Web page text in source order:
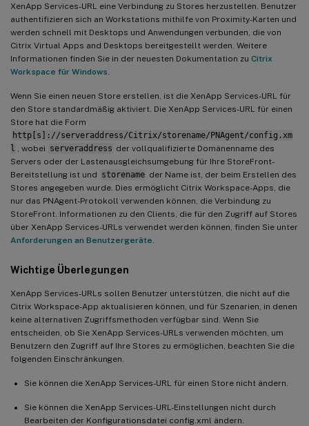
XenApp Services-URL eine Verbindung zu Stores herzustellen. Benutzer
authentifizieren sich an Workstations mithilfe von Proximity-Karten und
werden schnell mit Desktops und Anwendungen verbunden, die von
Citrix Virtual Apps and Desktops bereitgestellt werden. Weitere
Informationen finden Sie in der neuesten Dokumentation zu Citrix
Workspace für Windows
Wenn Sie einen neuen Store erstellen, ist die XenApp Services-URL für
den Store standardmäßig aktiviert. Die XenApp Services-URL für einen
Store hat die Form
http[s]://serveraddress/Citrix/storename/PNAgent/config.xm
l
, wobei serveraddress der vollqualifizierte Domänenname des
Servers oder der Lastenausgleichsumgebung für Ihre StoreFront-
Bereitstellung ist und storename der Name ist, der beim Erstellen des
Stores angegeben wurde. Dies ermöglicht Citrix Workspace-Apps, die
nur das PNAgent-Protokoll verwenden können, die Verbindung zu
StoreFront. Informationen zu den Clients, die für den Zugriff auf Stores
über XenApp Services-URLs verwendet werden können, finden Sie unter
Anforderungen an Benutzergeräte
Wichtige Überlegungen
XenApp Services-URLs sollen Benutzer unterstützen, die nicht auf die
Citrix Workspace-App aktualisieren können, und für Szenarien, in denen
keine alternativen Zugriffsmethoden verfügbar sind. Wenn Sie
entscheiden, ob Sie XenApp Services-URLs verwenden möchten, um
Benutzern den Zugriff auf Ihre Stores zu ermöglichen, beachten Sie die
folgenden Einschränkungen.
Sie können die XenApp Services-URL für einen Store nicht ändern.
Sie können die XenApp Services-URL-Einstellungen nicht durch
Bearbeiten der Konfigurationsdatei config.xml ändern.